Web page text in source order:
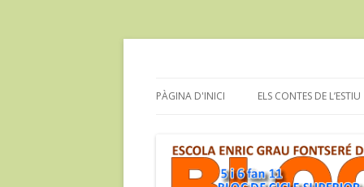
PÀGINA D'INICI ELS CONTES DE L’ESTIU